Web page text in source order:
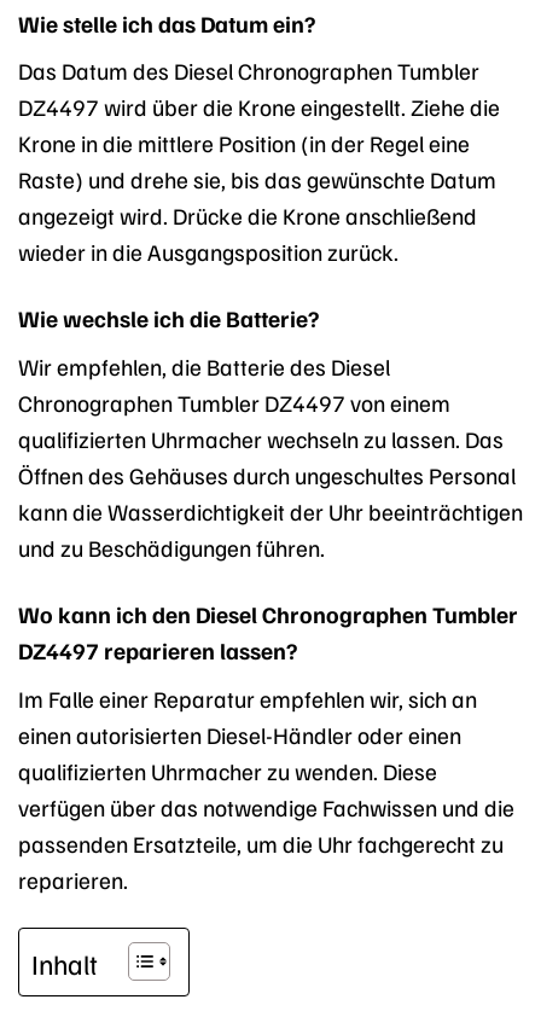
Wie stelle ich das Datum ein?
Das Datum des Diesel Chronographen Tumbler
DZ4497 wird über die Krone eingestellt. Ziehe die
Krone in die mittlere Position (in der Regel eine
Raste) und drehe sie, bis das gewünschte Datum
angezeigt wird. Drücke die Krone anschließend
wieder in die Ausgangsposition zurück.
Wie wechsle ich die Batterie?
Wir empfehlen, die Batterie des Diesel
Chronographen Tumbler DZ4497 von einem
qualifizierten Uhrmacher wechseln zu lassen. Das
Öffnen des Gehäuses durch ungeschultes Personal
kann die Wasserdichtigkeit der Uhr beeinträchtigen
und zu Beschädigungen führen.
Wo kann ich den Diesel Chronographen Tumbler
DZ4497 reparieren lassen?
Im Falle einer Reparatur empfehlen wir, sich an
einen autorisierten Diesel-Händler oder einen
qualifizierten Uhrmacher zu wenden. Diese
verfügen über das notwendige Fachwissen und die
passenden Ersatzteile, um die Uhr fachgerecht zu
reparieren.
Inhalt